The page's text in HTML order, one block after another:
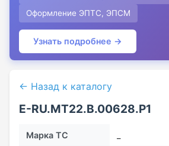
Оформление ЭПТС, ЭПСМ
Узнать подробнее →
← Назад к каталогу
E-RU.MT22.В.00628.Р1
Марка ТС